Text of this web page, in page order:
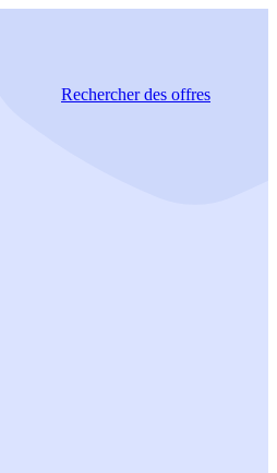
Rechercherdes offres